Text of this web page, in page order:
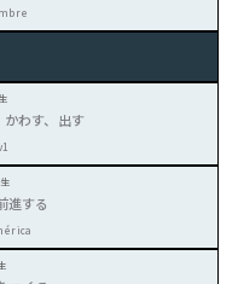
わす、出す
進する